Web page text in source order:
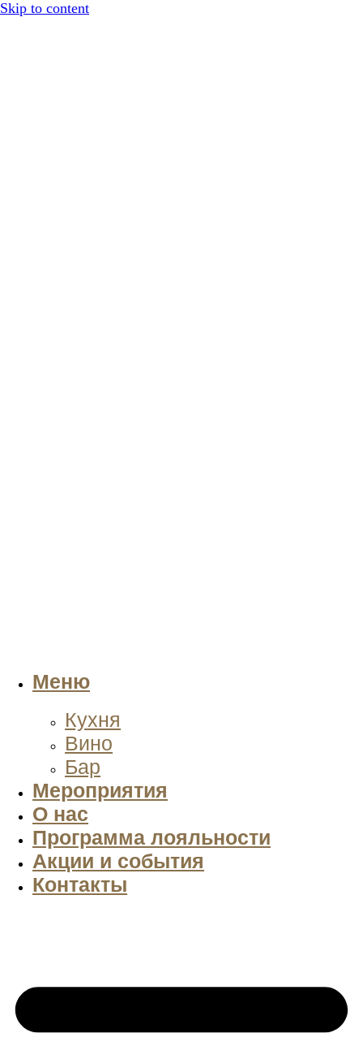
Skip to content
Меню
Кухня
Вино
Бар
Мероприятия
О нас
Программа лояльности
Акции и события
Контакты